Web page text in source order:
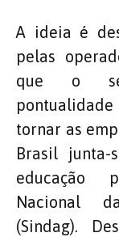
A ideia é
pelas
que o
tornar as
Brasil junta-
educação
Nacional
(Sindag).